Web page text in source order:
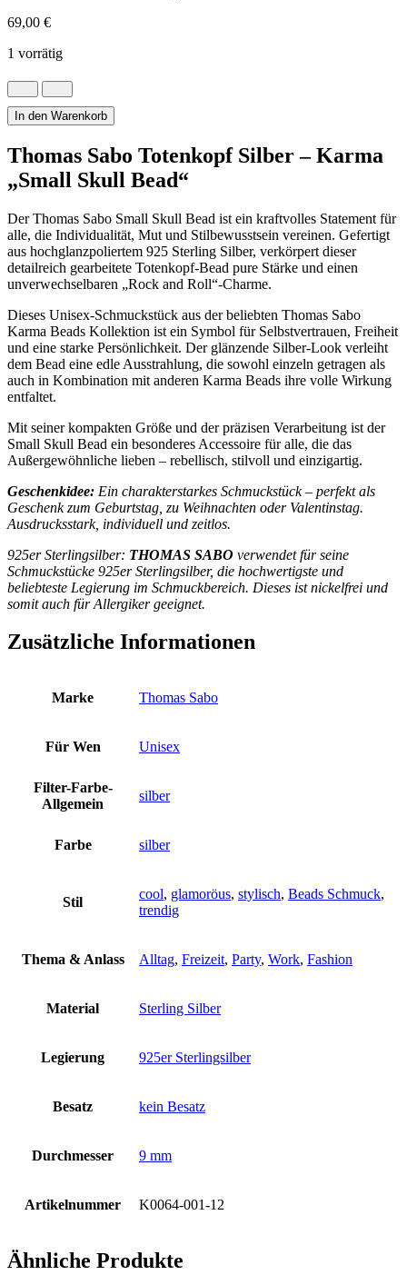
69,00 €
1 vorrätig
Kleiner
Thomas
Sabo
Detailreich
Menge
In den Warenkorb
Thomas Sabo Totenkopf Silber – Karma
„Small Skull Bead“
Der Thomas Sabo Small Skull Bead ist ein kraftvolles Statement für
alle, die Individualität, Mut und Stilbewusstsein vereinen. Gefertigt
aus hochglanzpoliertem 925 Sterling Silber, verkörpert dieser
detailreich gearbeitete Totenkopf-Bead pure Stärke und einen
unverwechselbaren „Rock and Roll“-Charme.
Dieses Unisex-Schmuckstück aus der beliebten Thomas Sabo
Karma Beads Kollektion ist ein Symbol für Selbstvertrauen, Freiheit
und eine starke Persönlichkeit. Der glänzende Silber-Look verleiht
dem Bead eine edle Ausstrahlung, die sowohl einzeln getragen als
auch in Kombination mit anderen Karma Beads ihre volle Wirkung
entfaltet.
Mit seiner kompakten Größe und der präzisen Verarbeitung ist der
Small Skull Bead ein besonderes Accessoire für alle, die das
Außergewöhnliche lieben – rebellisch, stilvoll und einzigartig.
Geschenkidee: Ein charakterstarkes Schmuckstück – perfekt als
Geschenk zum Geburtstag, zu Weihnachten oder Valentinstag.
Ausdrucksstark, individuell und zeitlos.
925er Sterlingsilber: THOMAS SABO verwendet für seine
Schmuckstücke 925er Sterlingsilber, die hochwertigste und
beliebteste Legierung im Schmuckbereich. Dieses ist nickelfrei und
somit auch für Allergiker geeignet.
Zusätzliche Informationen
Marke Thomas Sabo
Für Wen Unisex
Filter-Farbe-
Allgemein
silber
Farbe silber
Stil
cool, glamoröus, stylisch, Beads Schmuck,
trendig
Thema & Anlass Alltag, Freizeit, Party, Work, Fashion
Material Sterling Silber
Legierung 925er Sterlingsilber
Besatz kein Besatz
Durchmesser 9 mm
Artikelnummer K0064-001-12
Ähnliche Produkte